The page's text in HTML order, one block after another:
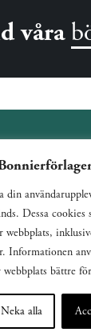
Dessa cookies
Informationen
bättre
Neka alla
våra
och varierad
inom de